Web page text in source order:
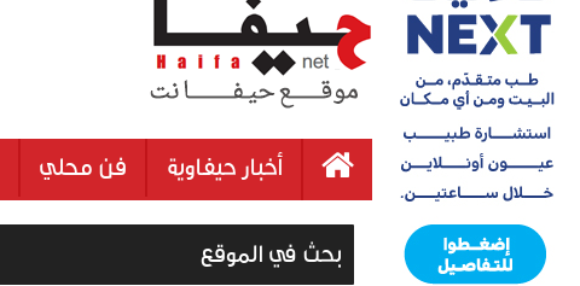
أخبار حيفاوية فن محلي
بحث في الموقع